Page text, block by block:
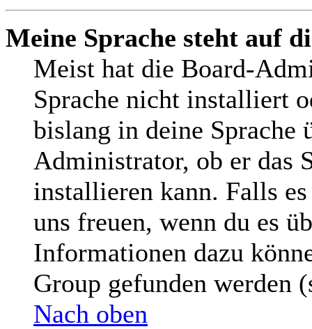
Meine Sprache steht auf
Meist hat die Board-
Sprache nicht installiert
bislang in deine Sprache
Administrator, ob er das
installieren kann. Falls
uns freuen, wenn du es
Informationen dazu
Group gefunden werden
Nach oben